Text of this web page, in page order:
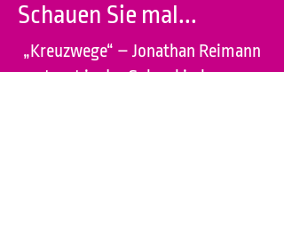
Schauen Sie mal...
„Kreuzwege“ – Jonathan Reimann
tanzt in der Gelsenkirchener